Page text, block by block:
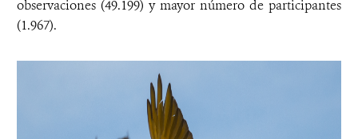
observaciones (49.199) y mayor número de participantes
(1.967).